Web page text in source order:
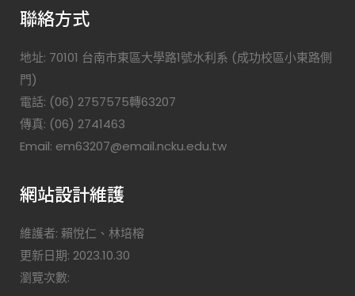
聯絡方式
地址: 70101 台南市東區大學路1號水利系 (成功校區小東路側
門)
電話: (06) 2757575轉63207
傳真: (06) 2741463
Email: em63207@email.ncku.edu.tw
網站設計維護
維護者: 賴悅仁、林培榕
更新日期: 2023.10.30
瀏覽次數: